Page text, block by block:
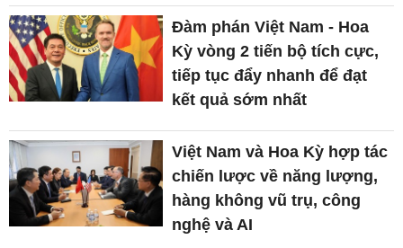
Đàm phán Việt Nam - Hoa
Kỳ vòng 2 tiến bộ tích cực,
tiếp tục đẩy nhanh để đạt
kết quả sớm nhất
Việt Nam và Hoa Kỳ hợp tác
chiến lược về năng lượng,
hàng không vũ trụ, công
nghệ và AI